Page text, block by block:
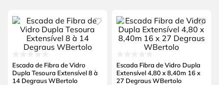
Escada de Fibra de Vidro
Dupla Tesoura Extensível 8 à
14 Degraus WBertolo
Escada Fibra de Vidro Dupla
Extensível 4,80 x 8,40m 16 x
27 Degraus WBertolo